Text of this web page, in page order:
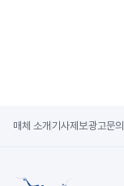
매체 소개 기사제보광고문의